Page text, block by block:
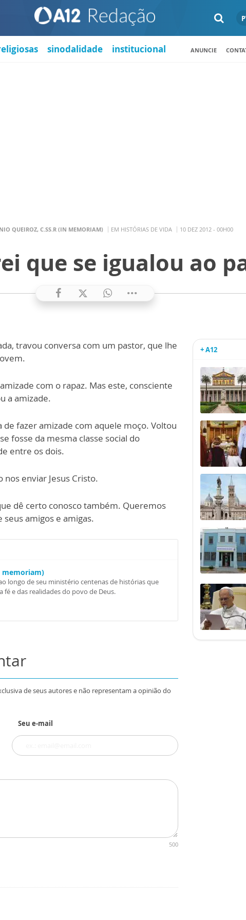
sinodalidade institucional ANUNCIE
QUEIROZ, C.SS.R (IN MEMORIAM) EM HISTÓRIAS DE VIDA 10 DEZ 2012 - 00H00
que se igualou ao
travou conversa com um pastor, que lhe
com o rapaz. Mas este, consciente
a amizade.
fazer amizade com aquele moço. Voltou
fosse da mesma classe social do
entre os dois.
nos enviar Jesus Cristo.
dê certo conosco também. Queremos
amigos e amigas.
memoriam)
longo de seu ministério centenas de histórias que
e das realidades do povo de Deus.
de seus autores e não representam a opinião do
Seu e-mail
500
+ A12